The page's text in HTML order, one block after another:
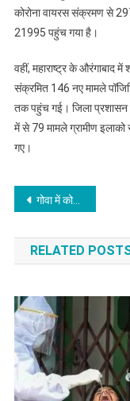
कोरोना वायरस संक्रमण से
21995 पहुंच गया है।
वहीं, महाराष्ट्र के औरंगाबाद
संक्रमित 146 नए मामले
तक पहुंच गई। जिला प्रशासन
में से 79 मामले ग्रामीण
गए।
Post
navigation
गोवा में कोरोना वायरस संक्रमण के 306 नए मामले
RELATED